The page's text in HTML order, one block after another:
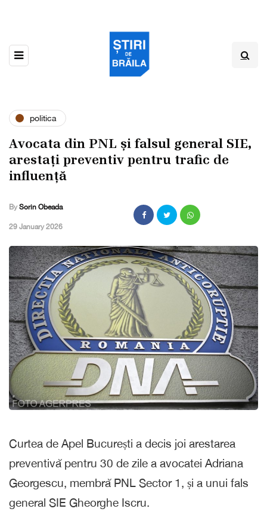
politica
Avocata din PNL și falsul general SIE,
arestați preventiv pentru trafic de
influență
By Sorin Obeada
,29 January 2026
Curtea de Apel București a decis joi arestarea
preventivă pentru 30 de zile a avocatei Adriana
Georgescu, membră PNL Sector 1, și a unui fals
general SIE Gheorghe Iscru.